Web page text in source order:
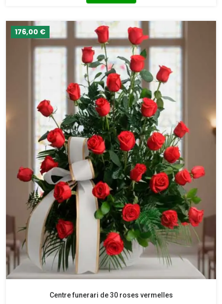
176,00 €
Centre funerari de 30 roses vermelles